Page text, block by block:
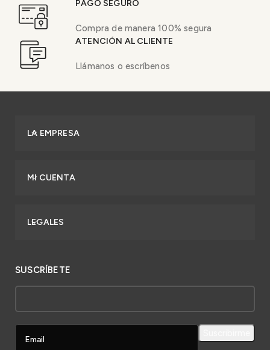
PAGO SEGURO
Compra de manera 100% segura
ATENCIÓN AL CLIENTE
Llámanos o escríbenos
LA EMPRESA
MI CUENTA
LEGALES
SUSCRÍBETE